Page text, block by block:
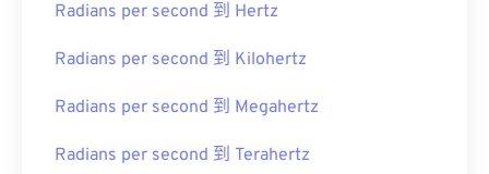
Radians per second 到 Hertz
Radians per second 到 Kilohertz
Radians per second 到 Megahertz
Radians per second 到 Terahertz